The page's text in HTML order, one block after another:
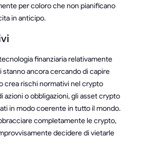
per coloro che non pianificano
in anticipo.
finanziaria relativamente
stanno ancora cercando di capire
crea rischi normativi nel crypto
azioni o obbligazioni, gli asset crypto
in modo coerente in tutto il mondo.
completamente le crypto,
decidere di vietarle